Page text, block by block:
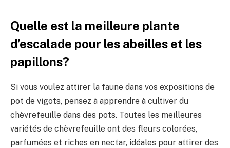
Quelle est la meilleure plante
d’escalade pour les abeilles et les
papillons?
Si vous voulez attirer la faune dans vos expositions de
pot de vigots, pensez à apprendre à cultiver du
chèvrefeuille dans des pots. Toutes les meilleures
variétés de chèvrefeuille ont des fleurs colorées,
parfumées et riches en nectar, idéales pour attirer des